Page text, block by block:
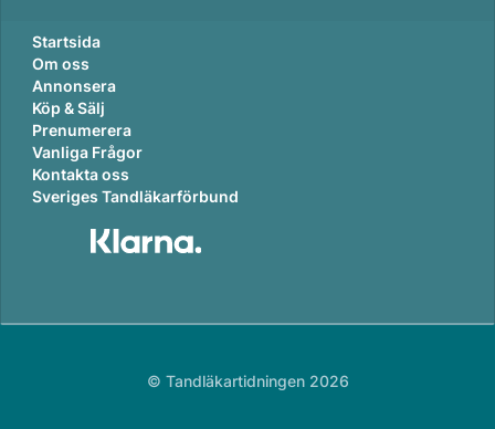
Startsida
Om oss
Annonsera
Köp & Sälj
Prenumerera
Vanliga Frågor
Kontakta oss
Sveriges Tandläkarförbund
© Tandläkartidningen 2026